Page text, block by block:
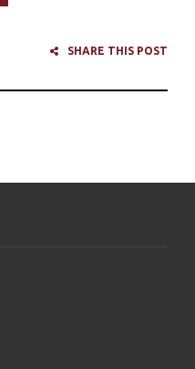
SHARE THIS POST